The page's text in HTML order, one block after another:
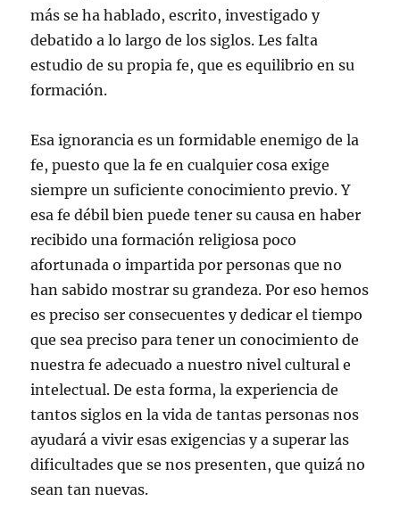
más se ha hablado, escrito, investigado y
debatido a lo largo de los siglos. Les falta
estudio de su propia fe, que es equilibrio en su
formación.
Esa ignorancia es un formidable enemigo de la
fe, puesto que la fe en cualquier cosa exige
siempre un suficiente conocimiento previo. Y
esa fe débil bien puede tener su causa en haber
recibido una formación religiosa poco
afortunada o impartida por personas que no
han sabido mostrar su grandeza. Por eso hemos
es preciso ser consecuentes y dedicar el tiempo
que sea preciso para tener un conocimiento de
nuestra fe adecuado a nuestro nivel cultural e
intelectual. De esta forma, la experiencia de
tantos siglos en la vida de tantas personas nos
ayudará a vivir esas exigencias y a superar las
dificultades que se nos presenten, que quizá no
sean tan nuevas.